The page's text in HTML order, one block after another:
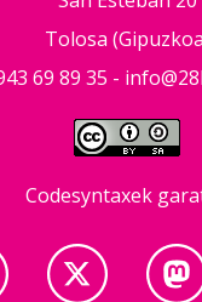
Tolosa
69 89 35 -
Codesyntaxek